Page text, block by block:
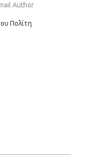
Author
Πολίτη